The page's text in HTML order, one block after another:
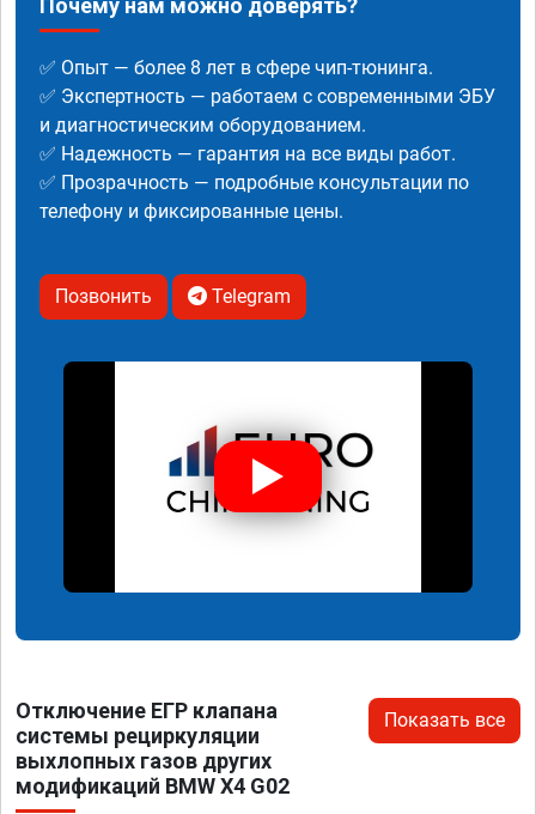
Почему нам можно доверять?
✅ Опыт — более 8 лет в сфере чип-тюнинга.
✅ Экспертность — работаем с современными ЭБУ
и диагностическим оборудованием.
✅ Надежность — гарантия на все виды работ.
✅ Прозрачность — подробные консультации по
телефону и фиксированные цены.
Позвонить Telegram
Отключение ЕГР клапана
системы рециркуляции
выхлопных газов других
модификаций BMW X4 G02
Показать все